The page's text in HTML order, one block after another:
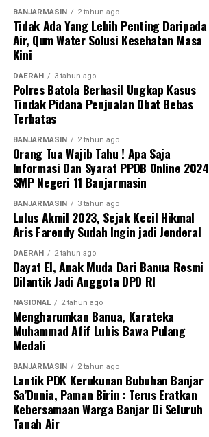
Messenger 0 Twitter
BANJARMASIN 2 tahun ago
Tidak Ada Yang Lebih Penting Daripada
Air, Qum Water Solusi Kesehatan Masa
Kini
DAERAH 3 tahun ago
Polres Batola Berhasil Ungkap Kasus
Tindak Pidana Penjualan Obat Bebas
Terbatas
BANJARMASIN 2 tahun ago
Orang Tua Wajib Tahu ! Apa Saja
Informasi Dan Syarat PPDB Online 2024
SMP Negeri 11 Banjarmasin
BANJARMASIN 3 tahun ago
Lulus Akmil 2023, Sejak Kecil Hikmal
Aris Farendy Sudah Ingin jadi Jenderal
DAERAH 2 tahun ago
Dayat El, Anak Muda Dari Banua Resmi
Dilantik Jadi Anggota DPD RI
NASIONAL 2 tahun ago
Mengharumkan Banua, Karateka
Muhammad Afif Lubis Bawa Pulang
Medali
BANJARMASIN 2 tahun ago
Lantik PDK Kerukunan Bubuhan Banjar
Sa’Dunia, Paman Birin : Terus Eratkan
Kebersamaan Warga Banjar Di Seluruh
Tanah Air